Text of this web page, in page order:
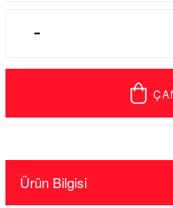
Ürün Bilgisi